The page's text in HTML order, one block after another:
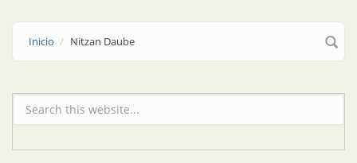
Inicio Nitzan Daube
Formulario de búsqueda